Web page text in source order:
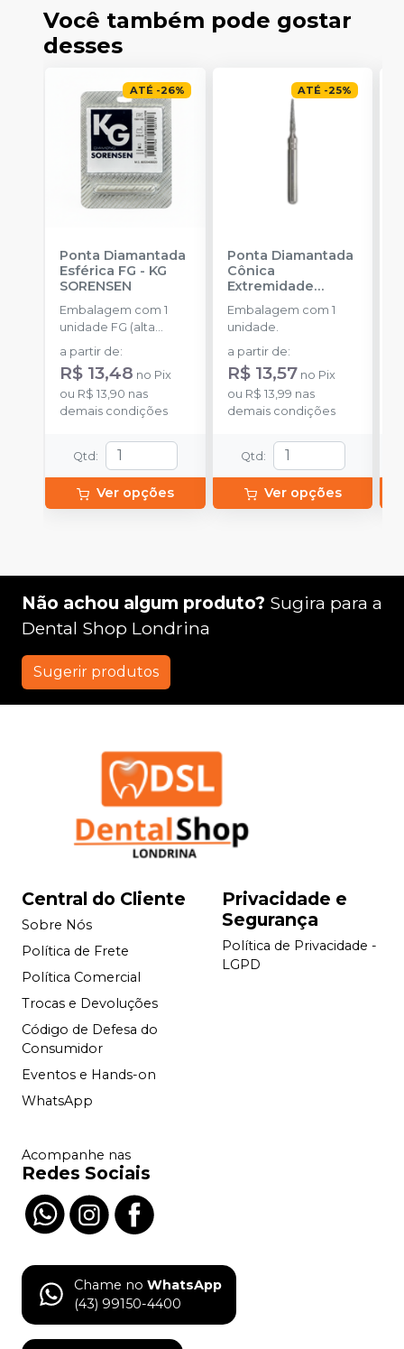
Você também pode gostar
desses
ATÉ -26%
Ponta Diamantada
Esférica FG - KG
SORENSEN
Embalagem com 1
unidade FG (alta
rotação).
a partir de:
R$ 13,48 no Pix
ou R$ 13,90 nas
demais condições
Qtd :
Ver opções
ATÉ -25%
Ponta Diamantada
Cônica
Extremidade
Arredondada FG
KG SORENSEN
Embalagem com 1
unidade.
a partir de:
R$ 13,57 no Pix
ou R$ 13,99 nas
demais condições
Qtd :
Ver opções
Não achou algum produto? Sugira para a
Dental Shop Londrina
Sugerir produtos
Central do Cliente
Sobre Nós
Política de Frete
Política Comercial
Trocas e Devoluções
Código de Defesa do
Consumidor
Eventos e Hands-on
WhatsApp
Privacidade e
Segurança
Política de Privacidade -
LGPD
Acompanhe nas
Redes Sociais
Chame no WhatsApp
(43) 99150-4400